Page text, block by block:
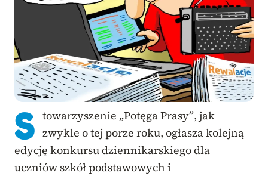
S towarzyszenie „Potęga Prasy”, jak
zwykle o tej porze roku, ogłasza kolejną
edycję konkursu dziennikarskiego dla
uczniów szkół podstawowych i